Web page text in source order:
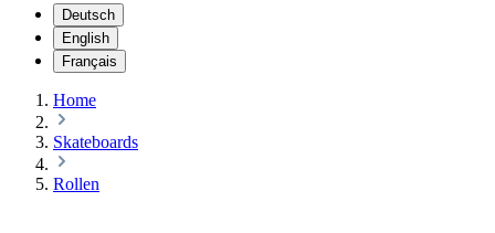
Deutsch
English
Français
Home
Skateboards
Rollen